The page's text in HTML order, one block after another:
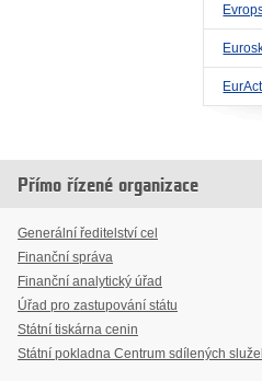
Přímo řízené organizace
Generální ředitelství cel
Finanční správa
Finanční analytický úřad
Úřad pro zastupování státu
Státní tiskárna cenin
Státní pokladna Centrum sdílených